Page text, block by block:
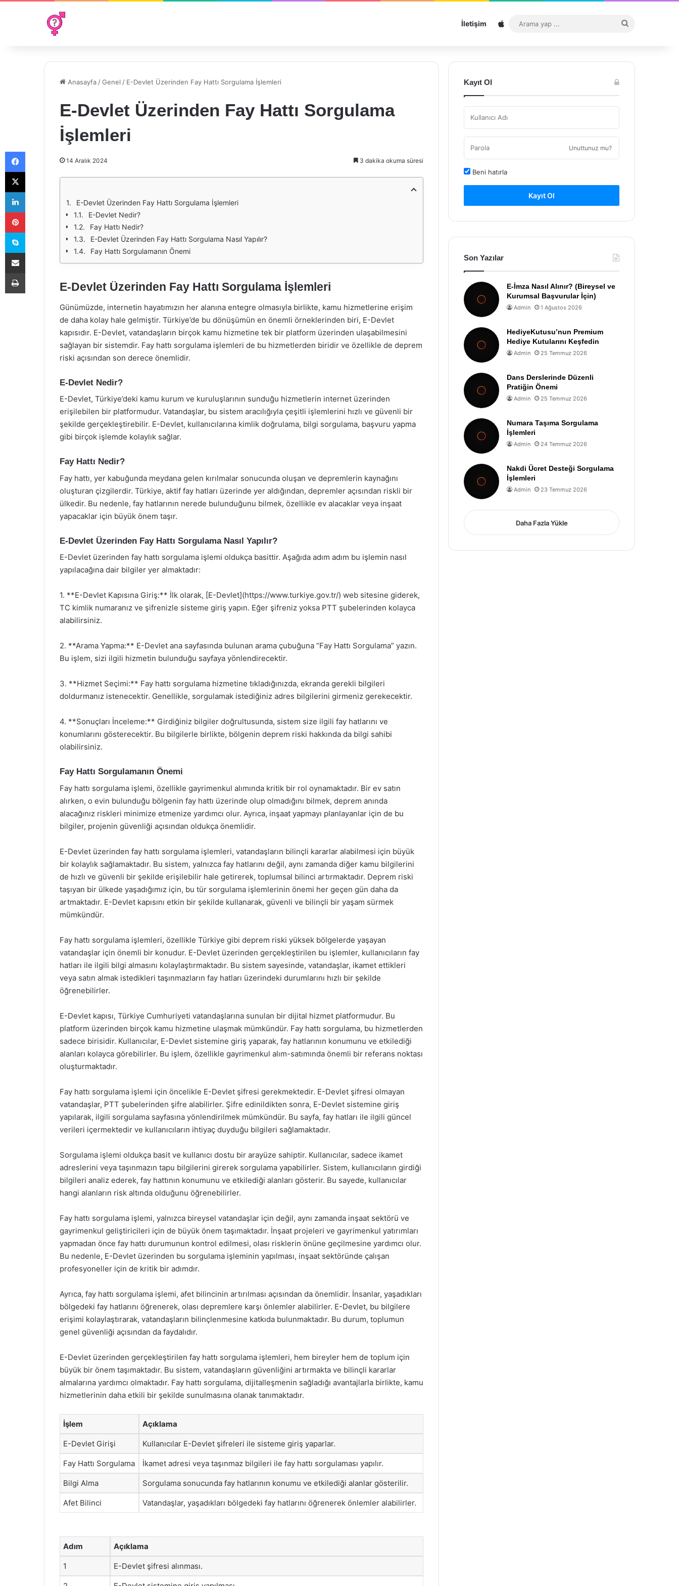
İletişim Sitemap
...
Anasayfa /Genel / E-Devlet Üzerinden Fay Hattı Sorgulama İşlemleri
E-Devlet Üzerinden Fay Hattı Sorgulama
İşlemleri
14 Aralık 2024 3 dakika okuma süresi
E-Devlet Üzerinden Fay Hattı Sorgulama İşlemleri
E-Devlet Nedir?
Fay Hattı Nedir?
E-Devlet Üzerinden Fay Hattı Sorgulama Nasıl Yapılır?
Fay Hattı Sorgulamanın Önemi
E-Devlet Üzerinden Fay Hattı Sorgulama İşlemleri
Günümüzde, internetin hayatımızın her alanına entegre olmasıyla birlikte, kamu hizmetlerine erişim
de daha kolay hale gelmiştir. Türkiye’de bu dönüşümün en önemli örneklerinden biri, E-Devlet
kapısıdır. E-Devlet, vatandaşların birçok kamu hizmetine tek bir platform üzerinden ulaşabilmesini
sağlayan bir sistemdir. Fay hattı sorgulama işlemleri de bu hizmetlerden biridir ve özellikle de deprem
riski açısından son derece önemlidir.
E-Devlet Nedir?
E-Devlet, Türkiye’deki kamu kurum ve kuruluşlarının sunduğu hizmetlerin internet üzerinden
erişilebilen bir platformudur. Vatandaşlar, bu sistem aracılığıyla çeşitli işlemlerini hızlı ve güvenli bir
şekilde gerçekleştirebilir. E-Devlet, kullanıcılarına kimlik doğrulama, bilgi sorgulama, başvuru yapma
gibi birçok işlemde kolaylık sağlar.
Fay Hattı Nedir?
Fay hattı, yer kabuğunda meydana gelen kırılmalar sonucunda oluşan ve depremlerin kaynağını
oluşturan çizgilerdir. Türkiye, aktif fay hatları üzerinde yer aldığından, depremler açısından riskli bir
ülkedir. Bu nedenle, fay hatlarının nerede bulunduğunu bilmek, özellikle ev alacaklar veya inşaat
yapacaklar için büyük önem taşır.
E-Devlet Üzerinden Fay Hattı Sorgulama Nasıl Yapılır?
E-Devlet üzerinden fay hattı sorgulama işlemi oldukça basittir. Aşağıda adım adım bu işlemin nasıl
yapılacağına dair bilgiler yer almaktadır:
1. **E-Devlet Kapısına Giriş:** İlk olarak, [E-Devlet](https://www.turkiye.gov.tr/) web sitesine giderek,
TC kimlik numaranız ve şifrenizle sisteme giriş yapın. Eğer şifreniz yoksa PTT şubelerinden kolayca
alabilirsiniz.
2. **Arama Yapma:** E-Devlet ana sayfasında bulunan arama çubuğuna “Fay Hattı Sorgulama” yazın.
Bu işlem, sizi ilgili hizmetin bulunduğu sayfaya yönlendirecektir.
3. **Hizmet Seçimi:** Fay hattı sorgulama hizmetine tıkladığınızda, ekranda gerekli bilgileri
doldurmanız istenecektir. Genellikle, sorgulamak istediğiniz adres bilgilerini girmeniz gerekecektir.
4. **Sonuçları İnceleme:** Girdiğiniz bilgiler doğrultusunda, sistem size ilgili fay hatlarını ve
konumlarını gösterecektir. Bu bilgilerle birlikte, bölgenin deprem riski hakkında da bilgi sahibi
olabilirsiniz.
Fay Hattı Sorgulamanın Önemi
Fay hattı sorgulama işlemi, özellikle gayrimenkul alımında kritik bir rol oynamaktadır. Bir ev satın
alırken, o evin bulunduğu bölgenin fay hattı üzerinde olup olmadığını bilmek, deprem anında
alacağınız riskleri minimize etmenize yardımcı olur. Ayrıca, inşaat yapmayı planlayanlar için de bu
bilgiler, projenin güvenliği açısından oldukça önemlidir.
E-Devlet üzerinden fay hattı sorgulama işlemleri, vatandaşların bilinçli kararlar alabilmesi için büyük
bir kolaylık sağlamaktadır. Bu sistem, yalnızca fay hatlarını değil, aynı zamanda diğer kamu bilgilerini
de hızlı ve güvenli bir şekilde erişilebilir hale getirerek, toplumsal bilinci artırmaktadır. Deprem riski
taşıyan bir ülkede yaşadığımız için, bu tür sorgulama işlemlerinin önemi her geçen gün daha da
artmaktadır. E-Devlet kapısını etkin bir şekilde kullanarak, güvenli ve bilinçli bir yaşam sürmek
mümkündür.
Fay hattı sorgulama işlemleri, özellikle Türkiye gibi deprem riski yüksek bölgelerde yaşayan
vatandaşlar için önemli bir konudur. E-Devlet üzerinden gerçekleştirilen bu işlemler, kullanıcıların fay
hatları ile ilgili bilgi almasını kolaylaştırmaktadır. Bu sistem sayesinde, vatandaşlar, ikamet ettikleri
veya satın almak istedikleri taşınmazların fay hatları üzerindeki durumlarını hızlı bir şekilde
öğrenebilirler.
E-Devlet kapısı, Türkiye Cumhuriyeti vatandaşlarına sunulan bir dijital hizmet platformudur. Bu
platform üzerinden birçok kamu hizmetine ulaşmak mümkündür. Fay hattı sorgulama, bu hizmetlerden
sadece birisidir. Kullanıcılar, E-Devlet sistemine giriş yaparak, fay hatlarının konumunu ve etkilediği
alanları kolayca görebilirler. Bu işlem, özellikle gayrimenkul alım-satımında önemli bir referans noktası
oluşturmaktadır.
Fay hattı sorgulama işlemi için öncelikle E-Devlet şifresi gerekmektedir. E-Devlet şifresi olmayan
vatandaşlar, PTT şubelerinden şifre alabilirler. Şifre edinildikten sonra, E-Devlet sistemine giriş
yapılarak, ilgili sorgulama sayfasına yönlendirilmek mümkündür. Bu sayfa, fay hatları ile ilgili güncel
verileri içermektedir ve kullanıcıların ihtiyaç duyduğu bilgileri sağlamaktadır.
Sorgulama işlemi oldukça basit ve kullanıcı dostu bir arayüze sahiptir. Kullanıcılar, sadece ikamet
adreslerini veya taşınmazın tapu bilgilerini girerek sorgulama yapabilirler. Sistem, kullanıcıların girdiği
bilgileri analiz ederek, fay hattının konumunu ve etkilediği alanları gösterir. Bu sayede, kullanıcılar
hangi alanların risk altında olduğunu öğrenebilirler.
Fay hattı sorgulama işlemi, yalnızca bireysel vatandaşlar için değil, aynı zamanda inşaat sektörü ve
gayrimenkul geliştiricileri için de büyük önem taşımaktadır. İnşaat projeleri ve gayrimenkul yatırımları
yapmadan önce fay hattı durumunun kontrol edilmesi, olası risklerin önüne geçilmesine yardımcı olur.
Bu nedenle, E-Devlet üzerinden bu sorgulama işleminin yapılması, inşaat sektöründe çalışan
profesyoneller için de kritik bir adımdır.
Ayrıca, fay hattı sorgulama işlemi, afet bilincinin artırılması açısından da önemlidir. İnsanlar, yaşadıkları
bölgedeki fay hatlarını öğrenerek, olası depremlere karşı önlemler alabilirler. E-Devlet, bu bilgilere
erişimi kolaylaştırarak, vatandaşların bilinçlenmesine katkıda bulunmaktadır. Bu durum, toplumun
genel güvenliği açısından da faydalıdır.
E-Devlet üzerinden gerçekleştirilen fay hattı sorgulama işlemleri, hem bireyler hem de toplum için
büyük bir önem taşımaktadır. Bu sistem, vatandaşların güvenliğini artırmakta ve bilinçli kararlar
almalarına yardımcı olmaktadır. Fay hattı sorgulama, dijitalleşmenin sağladığı avantajlarla birlikte, kamu
hizmetlerinin daha etkili bir şekilde sunulmasına olanak tanımaktadır.
İşlem Açıklama
E-Devlet Girişi Kullanıcılar E-Devlet şifreleri ile sisteme giriş yaparlar.
Fay Hattı Sorgulama İkamet adresi veya taşınmaz bilgileri ile fay hattı sorgulaması yapılır.
Bilgi Alma Sorgulama sonucunda fay hatlarının konumu ve etkilediği alanlar gösterilir.
Afet Bilinci Vatandaşlar, yaşadıkları bölgedeki fay hatlarını öğrenerek önlemler alabilirler.
Adım Açıklama
1 E-Devlet şifresi alınması.
Kayıt Ol
Unuttunuz mu?
Beni hatırla
Kayıt Ol
Son Yazılar
E-İmza Nasıl Alınır? (Bireysel ve
Kurumsal Başvurular İçin)
Admin 1 Ağustos 2026
HediyeKutusu’nun Premium
Hediye Kutularını Keşfedin
Admin 25 Temmuz 2026
Dans Derslerinde Düzenli
Pratiğin Önemi
Admin 25 Temmuz 2026
Numara Taşıma Sorgulama
İşlemleri
Admin 24 Temmuz 2026
Nakdi Ücret Desteği Sorgulama
İşlemleri
Admin 23 Temmuz 2026
Daha Fazla Yükle
Facebook
X
LinkedIn
Pinterest
Skype
E-Posta ile paylaş